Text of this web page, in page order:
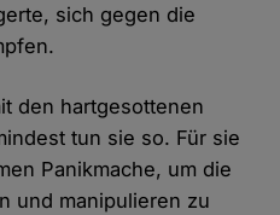
sich gegen die
den hartgesottenen
tun sie so. Für sie
Panikmache, um die
und manipulieren zu